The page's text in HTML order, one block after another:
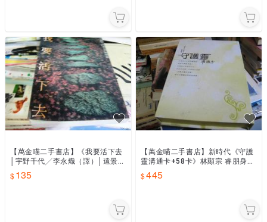
【萬金喵二手書店】《我要活下去
│宇野千代╱李永熾（譯）│遠景》
#67HY51
135
【萬金喵二手書店】新時代《守護
靈溝通卡+58卡》林顯宗 睿朋身心
靈國際教育》#67HY51
445